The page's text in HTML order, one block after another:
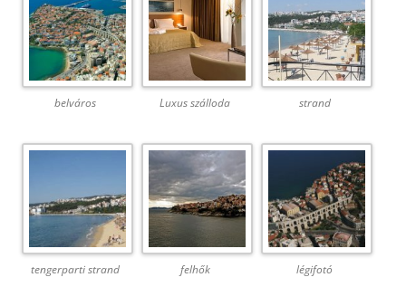
belváros Luxus szálloda strand
tengerparti strand felhők légifotó